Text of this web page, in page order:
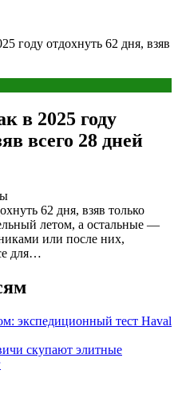
году отдохнуть 62 дня, взяв
в 2025 году
всего 28 дней
62 дня, взяв только
летом, а остальные —
или после них,
для…
экспедиционный тест Haval
скупают элитные